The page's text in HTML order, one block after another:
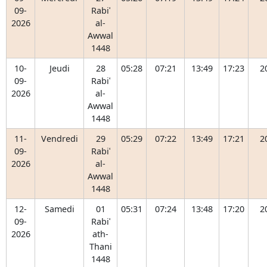
09-
2026
Rabiʿ
al-
Awwal
1448
10-
09-
2026
Jeudi
28
Rabiʿ
al-
Awwal
1448
05:28 07:21 13:49 17:23
11-
09-
2026
Vendredi
29
Rabiʿ
al-
Awwal
1448
05:29 07:22 13:49 17:21
12-
09-
2026
Samedi
01
Rabiʿ
ath-
Thani
1448
05:31 07:24 13:48 17:20